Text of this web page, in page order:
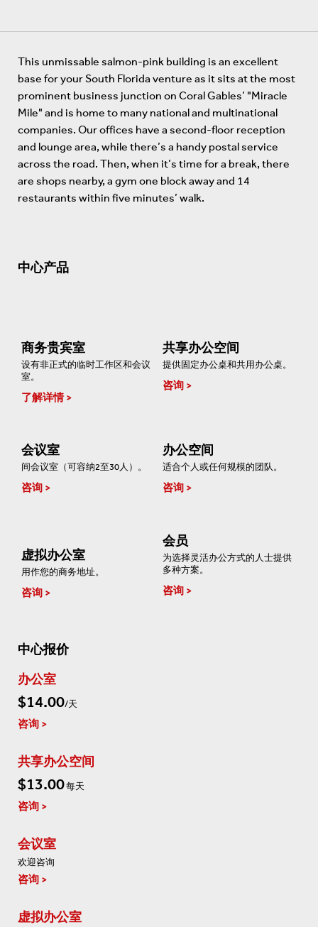
This unmissable salmon-pink building is an excellent
base for your South Florida venture as it sits at the most
prominent business junction on Coral Gables’ "Miracle
Mile" and is home to many national and multinational
companies. Our offices have a second-floor reception
and lounge area, while there’s a handy postal service
across the road. Then, when it’s time for a break, there
are shops nearby, a gym one block away and 14
restaurants within five minutes’ walk.
中心产品
商务贵宾室
设有非正式的临时工作区和会议
室。
了解详情
共享办公空间
提供固定办公桌和共用办公桌。
咨询
会议室
间会议室（可容纳2至30人）。
咨询
办公空间
适合个人或任何规模的团队。
咨询
虚拟办公室
用作您的商务地址。
咨询
会员
为选择灵活办公方式的人士提供
多种方案。
咨询
中心报价
办公室
$14.00/天
咨询
共享办公空间
$13.00每天
咨询
会议室
欢迎咨询
咨询
虚拟办公室